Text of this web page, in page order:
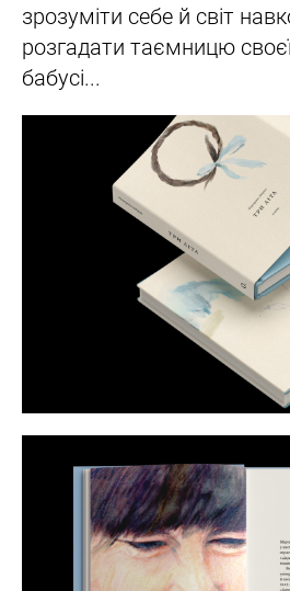
зрозуміти себе й світ
розгадати таємницю
бабусі...